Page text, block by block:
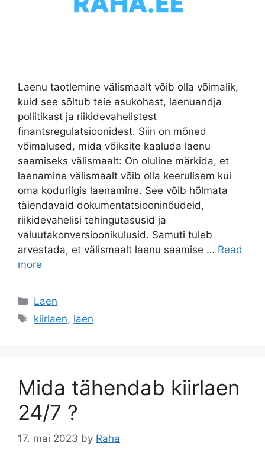
Laenu taotlemine välismaalt võib olla võimalik,
kuid see sõltub teie asukohast, laenuandja
poliitikast ja riikidevahelistest
finantsregulatsioonidest. Siin on mõned
võimalused, mida võiksite kaaluda laenu
saamiseks välismaalt: On oluline märkida, et
laenamine välismaalt võib olla keerulisem kui
oma koduriigis laenamine. See võib hõlmata
täiendavaid dokumentatsiooninõudeid,
riikidevahelisi tehingutasusid ja
valuutakonversioonikulusid. Samuti tuleb
arvestada, et välismaalt laenu saamise … Read
more
Categories
Laen
Tags
kiirlaen, laen
Mida tähendab kiirlaen
24/7 ?
17. mai 2023 by Raha